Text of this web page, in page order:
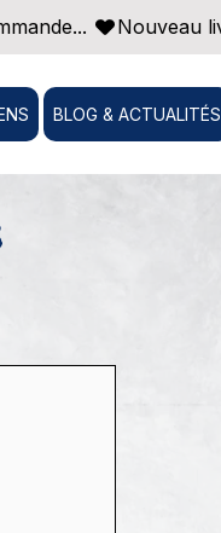
BLOG & ACTUALITÉS